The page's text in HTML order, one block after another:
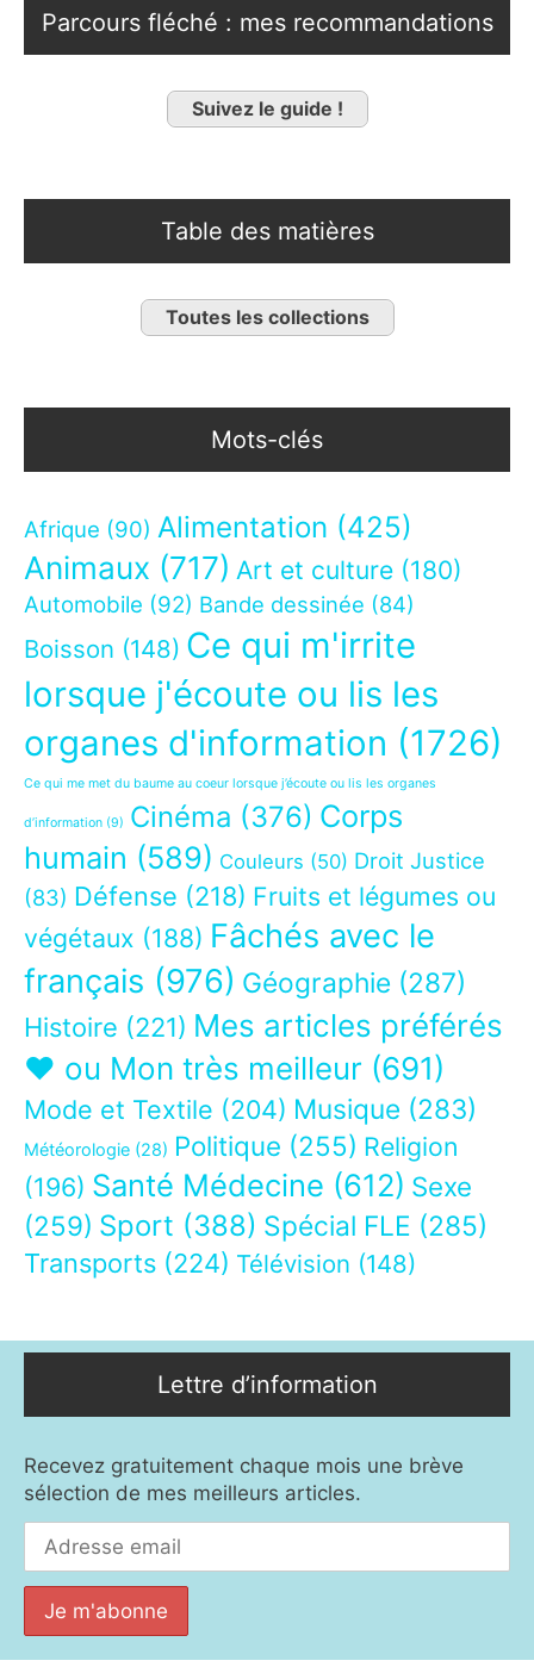
Parcours fléché : mes recommandations
Suivez le guide !
Table des matières
Toutes les collections
Mots-clés
Afrique (90) Alimentation (425)
Animaux (717) Art et culture (180)
Automobile (92) Bande dessinée (84)
Boisson (148) Ce qui m'irrite
lorsque j'écoute ou lis les
organes d'information (1726)
Ce qui me met du baume au coeur lorsque j’écoute ou lis les organes
d’information (9) Cinéma (376) Corps
humain (589) Couleurs (50) Droit Justice
(83) Défense (218) Fruits et légumes ou
végétaux (188) Fâchés avec le
français (976) Géographie (287)
Histoire (221) Mes articles préférés
❤ ou Mon très meilleur (691)
Mode et Textile (204) Musique (283)
Météorologie (28) Politique (255) Religion
(196) Santé Médecine (612) Sexe
(259) Sport (388) Spécial FLE (285)
Transports (224) Télévision (148)
Lettre d’information
Recevez gratuitement chaque mois une brève
sélection de mes meilleurs articles.